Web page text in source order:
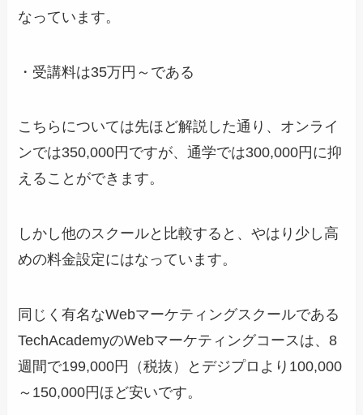
なっています。
・受講料は35万円～である
こちらについては先ほど解説した通り、オンライ
ンでは350,000円ですが、通学では300,000円に抑
えることができます。
しかし他のスクールと比較すると、やはり少し高
めの料金設定にはなっています。
同じく有名なWebマーケティングスクールである
TechAcademyのWebマーケティングコースは、8
週間で199,000円（税抜）とデジプロより100,000
～150,000円ほど安いです。